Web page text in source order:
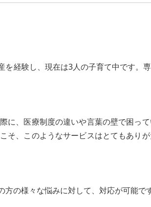
経験し、現在は3人の子育て中です。
、医療制度の違いや言葉の壁で困っ
、このようなサービスはとてもあり
の様々な悩みに対して、対応が可能です